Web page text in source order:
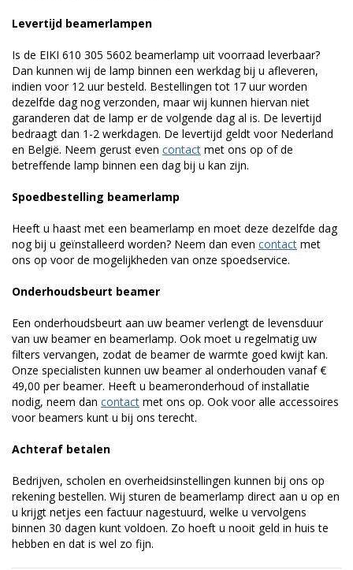
Levertijd beamerlampen
Is de EIKI 610 305 5602 beamerlamp uit voorraad leverbaar?
Dan kunnen wij de lamp binnen een werkdag bij u afleveren,
indien voor 12 uur besteld. Bestellingen tot 17 uur worden
dezelfde dag nog verzonden, maar wij kunnen hiervan niet
garanderen dat de lamp er de volgende dag al is. De levertijd
bedraagt dan 1-2 werkdagen. De levertijd geldt voor Nederland
en België. Neem gerust even contact met ons op of de
betreffende lamp binnen een dag bij u kan zijn.
Spoedbestelling beamerlamp
Heeft u haast met een beamerlamp en moet deze dezelfde dag
nog bij u geïnstalleerd worden? Neem dan even contact met
ons op voor de mogelijkheden van onze spoedservice.
Onderhoudsbeurt beamer
Een onderhoudsbeurt aan uw beamer verlengt de levensduur
van uw beamer en beamerlamp. Ook moet u regelmatig uw
filters vervangen, zodat de beamer de warmte goed kwijt kan.
Onze specialisten kunnen uw beamer al onderhouden vanaf €
49,00 per beamer. Heeft u beameronderhoud of installatie
nodig, neem dan contact met ons op. Ook voor alle accessoires
voor beamers kunt u bij ons terecht.
Achteraf betalen
Bedrijven, scholen en overheidsinstellingen kunnen bij ons op
rekening bestellen. Wij sturen de beamerlamp direct aan u op en
u krijgt netjes een factuur nagestuurd, welke u vervolgens
binnen 30 dagen kunt voldoen. Zo hoeft u nooit geld in huis te
hebben en dat is wel zo fijn.